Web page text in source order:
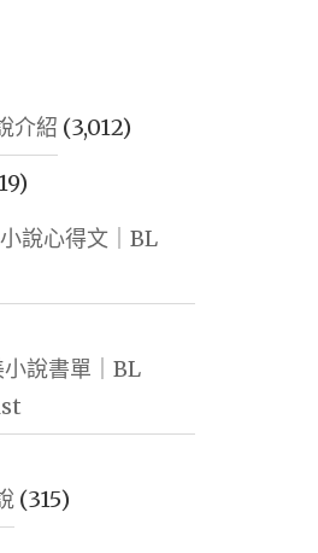
介紹 (3,012)
說心得文｜BL
說書單｜BL
(315)